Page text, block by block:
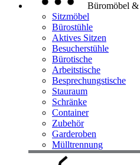
Büromöbel &
Sitzmöbel
Bürostühle
Aktives Sitzen
Besucherstühle
Bürotische
Arbeitstische
Besprechungstische
Stauraum
Schränke
Container
Zubehör
Garderoben
Mülltrennung